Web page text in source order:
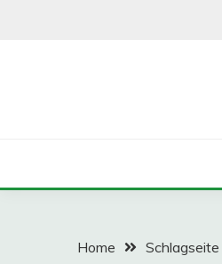
Home Schlagseite